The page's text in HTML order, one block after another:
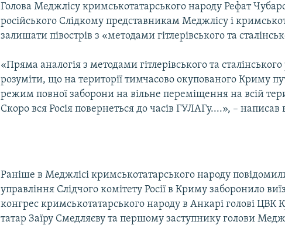
Голова Меджлісу кримськотатарського народу Рефат
російського Слідкому представникам Меджлісу і
залишати півострів з «методами гітлерівського та
«Пряма аналогія з методами гітлерівського та
розуміти, що на території тимчасово окупованого Криму
режим повної заборони на вільне переміщення на всій
Скоро вся Росія повернеться до часів ГУЛАГу....», – написав
Раніше в Меджлісі кримськотатарського народу
управління Слідчого комітету Росії в Криму заборонило
конгрес кримськотатарського народу в Анкарі голові ЦВК
татар Заїру Смедляєву та першому заступнику голови